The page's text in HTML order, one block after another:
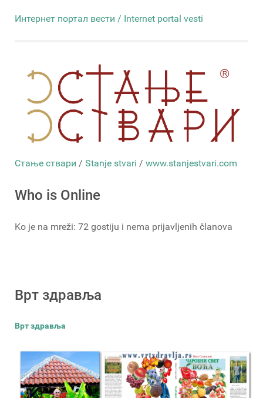
Интернет портал вести / Internet portal vesti
Стање ствари / Stanje stvari / www.stanjestvari.com
Who is Online
Ko je na mreži: 72 gostiju i nema prijavljenih članova
Врт здравља
Врт здравља